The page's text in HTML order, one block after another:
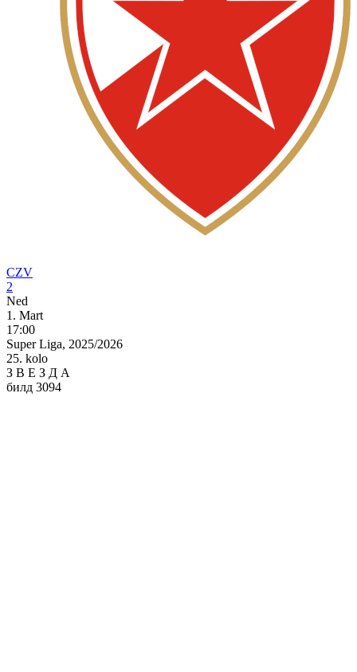
CZV
2
Ned
1. Mart
17:00
Super Liga, 2025/2026
25. kolo
З В Е З Д А
билд 3094